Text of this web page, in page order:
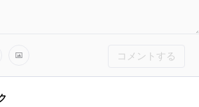
コメントする